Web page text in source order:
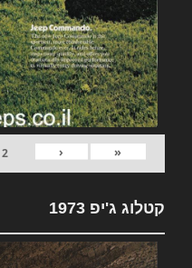
«
‹
2
קטלוג ג'יפ 1973